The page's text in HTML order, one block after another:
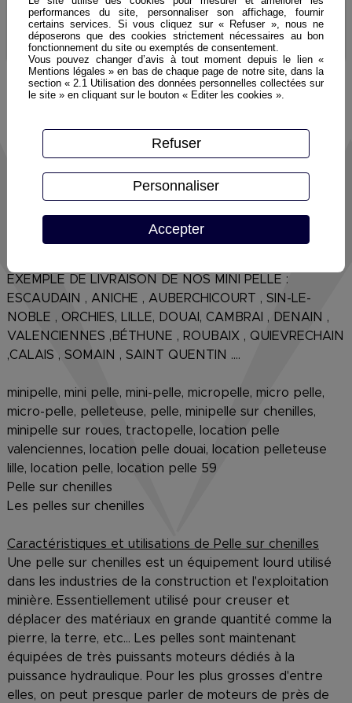
Découvrir
chantiers de terrassement
Location Pelles sur chenilles > 9T
Livraison possible :02 AISNE , 08 ARDENNES , 59
EXEMPLE DE LIVRAISON DE NOS MINI PELLE :
ESCAUDAIN , ANICHE , AUBERCHICOURT , SIN-LE-
NOBLE , ORCHIES, LILLE, DOUAI, CAMBRAI , DENAIN ,
VALENCIENNES ,BÉTHUNE , ROUBAIX , QUIEVRECHAIN
,CALAIS , SOMAIN , SAINT QUENTIN ....
minipelle, mini pelle, mini-pelle, micropelle, micro pelle,
micro-pelle, pelleteuse, pelle, minipelle sur chenilles,
minipelle sur roues, tractopelle, location pelle
valenciennes, location pelle douai, location pelleteuse
lille, location pelle, location pelle 59
Pelle sur chenilles
Les pelles sur chenilles
Caractéristiques et utilisations de Pelle sur chenilles
Une pelle sur chenilles est un équipement lourd utilisé
dans les industries de la construction et l'exploitation
minière. Essentiellement utilisé pour creuser et
déplacer des matériaux en grande quantité comme la
pierre, la terre, etc… Les pelles sont maintenant
équipées de très puissants moteurs dédiés à la
puissance hydraulique. Pour les plus grosses d'entre
elles, on peut presque parler de moteurs de près de
performances du site, personnaliser son affichage, fournir
certains services. Si vous cliquez sur « Refuser », nous ne
déposerons que des cookies strictement nécessaires au bon
fonctionnement du site ou exemptés de consentement.
Vous pouvez changer d’avis à tout moment depuis le lien «
Mentions légales » en bas de chaque page de notre site, dans la
section « 2.1 Utilisation des données personnelles collectées sur
le site » en cliquant sur le bouton « Editer les cookies ».
Accepter
Refuser
Personnaliser